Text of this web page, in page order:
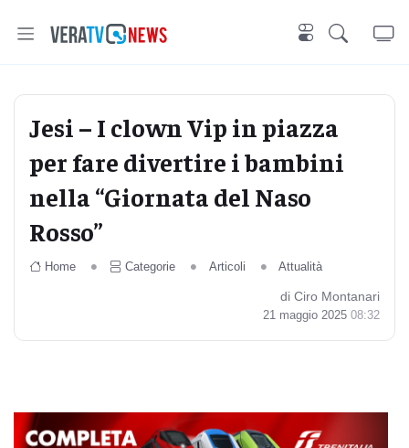
Jesi – I clown Vip in piazza
per fare divertire i bambini
nella “Giornata del Naso
Rosso”
Home Categorie Articoli Attualità
di Ciro Montanari
21 maggio 2025 08:32